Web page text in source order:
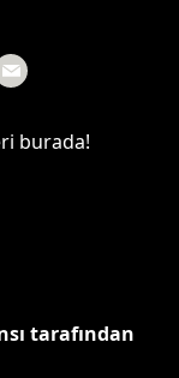
burada!
tarafından